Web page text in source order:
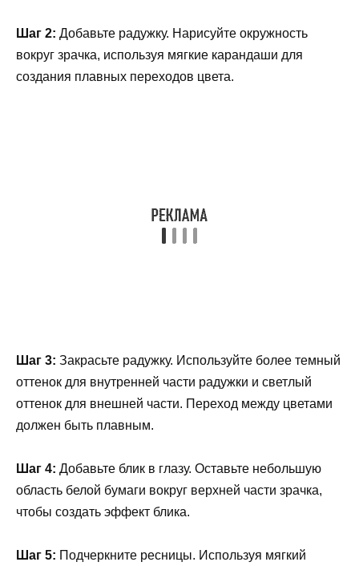
Шаг 2: Добавьте радужку. Нарисуйте окружность
вокруг зрачка, используя мягкие карандаши для
создания плавных переходов цвета.
Шаг 3: Закрасьте радужку. Используйте более темный
оттенок для внутренней части радужки и светлый
оттенок для внешней части. Переход между цветами
должен быть плавным.
Шаг 4: Добавьте блик в глазу. Оставьте небольшую
область белой бумаги вокруг верхней части зрачка,
чтобы создать эффект блика.
Шаг 5: Подчеркните ресницы. Используя мягкий